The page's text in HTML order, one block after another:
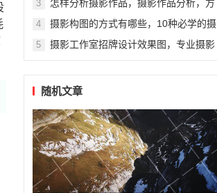
3
怎样分析摄影作品，摄影作品分析，方
4
摄影构图的方式有哪些，10种必学的摄
5
摄影工作室招牌设计效果图，专业摄影
随机文章